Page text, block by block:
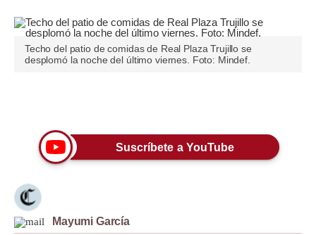
Tendencias
Lujo
Estilos
EEUU
México
Techo del patio de comidas de Real Plaza Trujillo se
desplomó la noche del último viernes. Foto: Mindef.
Suscríbete a YouTube
Mayumi García